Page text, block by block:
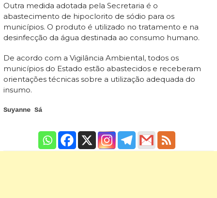
Outra medida adotada pela Secretaria é o
abastecimento de hipoclorito de sódio para os
municípios. O produto é utilizado no tratamento e na
desinfecção da água destinada ao consumo humano.
De acordo com a Vigilância Ambiental, todos os
municípios do Estado estão abastecidos e receberam
orientações técnicas sobre a utilização adequada do
insumo.
Suyanne Sá